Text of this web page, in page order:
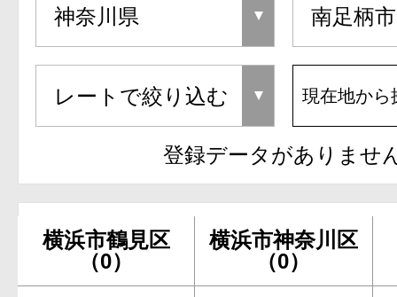
現在地から
登録データがありませ
横浜市鶴見区
（0）
横浜市神奈川区
（0）